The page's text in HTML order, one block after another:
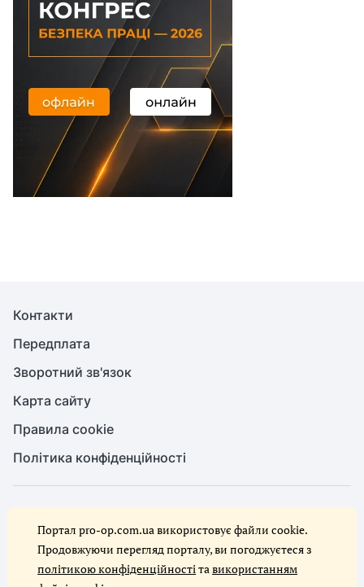
Контакти
Передплата
Зворотний зв'язок
Карта сайту
Правила cookie
Політика конфіденційності
Повне або часткове копіювання будь-яких матеріалів сайту,
цитування, публікація їх анотованих оглядів допускаються лише за
письмового дозволу редакції сайту Служба охорони праці
Портал pro-op.com.ua використовує файли cookie.
Продовжуючи перегляд порталу, ви погоджуєтеся з
політикою конфіденційностітавикористанням